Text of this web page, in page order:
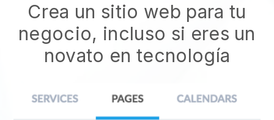
Crea un sitio web para tu
negocio, incluso si eres un
novato en tecnología